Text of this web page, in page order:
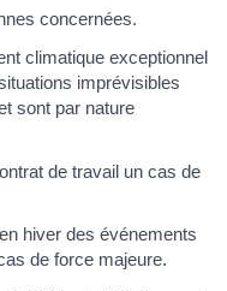
concernées.
climatique exceptionnel
imprévisibles
sont par nature
de travail un cas de
hiver des événements
de force majeure.